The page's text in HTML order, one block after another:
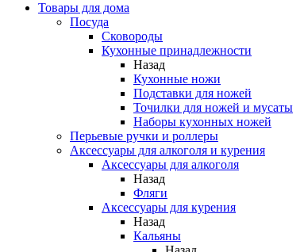
Товары для дома
Посуда
Сковороды
Кухонные принадлежности
Назад
Кухонные ножи
Подставки для ножей
Точилки для ножей и мусаты
Наборы кухонных ножей
Перьевые ручки и роллеры
Аксессуары для алкоголя и курения
Аксессуары для алкоголя
Назад
Фляги
Аксессуары для курения
Назад
Кальяны